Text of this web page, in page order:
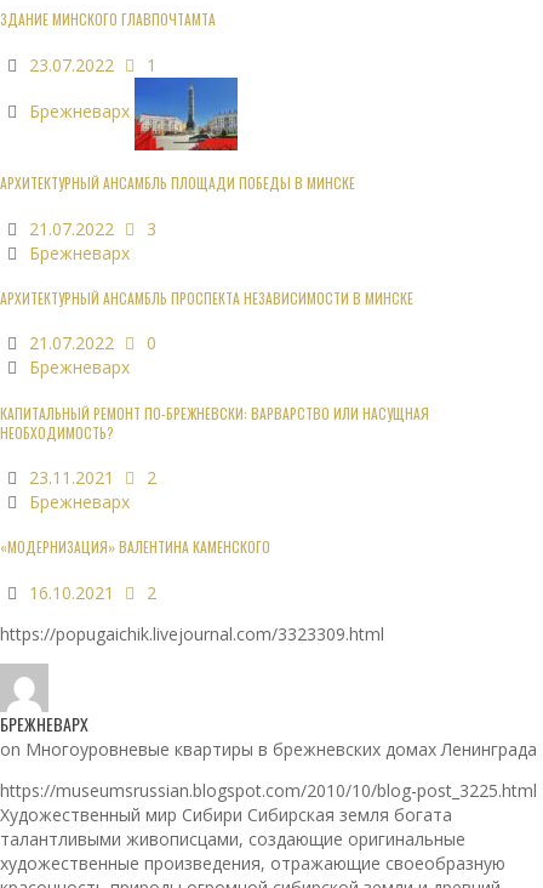
ЗДАНИЕ МИНСКОГО ГЛАВПОЧТАМТА
23.07.2022 1
Брежневарх
АРХИТЕКТУРНЫЙ АНСАМБЛЬ ПЛОЩАДИ ПОБЕДЫ В МИНСКЕ
21.07.2022
3
Брежневарх
АРХИТЕКТУРНЫЙ АНСАМБЛЬ ПРОСПЕКТА НЕЗАВИСИМОСТИ В МИНСКЕ
21.07.2022
0
Брежневарх
КАПИТАЛЬНЫЙ РЕМОНТ ПО-БРЕЖНЕВСКИ: ВАРВАРСТВО ИЛИ НАСУЩНАЯ
НЕОБХОДИМОСТЬ?
23.11.2021
2
Брежневарх
«МОДЕРНИЗАЦИЯ» ВАЛЕНТИНА КАМЕНСКОГО
16.10.2021
2
https://popugaichik.livejournal.com/3323309.html
БРЕЖНЕВАРХ
on Многоуровневые квартиры в брежневских домах Ленинграда
https://museumsrussian.blogspot.com/2010/10/blog-post_3225.html
Художественный мир Сибири Сибирская земля богата
талантливыми живописцами, создающие оригинальные
художественные произведения, отражающие своеобразную